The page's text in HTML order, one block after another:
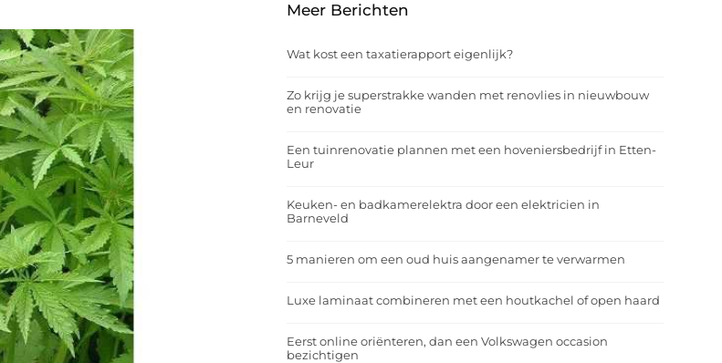
Meer Berichten
Wat kost een taxatierapport eigenlijk?
Zo krijg je superstrakke wanden met renovlies in nieuwbouw
en renovatie
Een tuinrenovatie plannen met een hoveniersbedrijf in Etten-
Leur
Keuken- en badkamerelektra door een elektricien in
Barneveld
5 manieren om een oud huis aangenamer te verwarmen
Luxe laminaat combineren met een houtkachel of open haard
Eerst online oriënteren, dan een Volkswagen occasion
bezichtigen